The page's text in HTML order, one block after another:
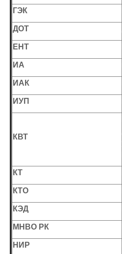
ГЭК
ДОТ
ЕНТ
ИА
ИАК
ИУП
КВТ
КТ
КТО
КЭД
МНВО РК
НИР